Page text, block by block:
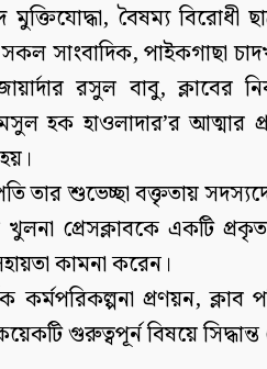
বৈষম্য বিরোধী
সাংবাদিক, পাইকগাছা
রসুল বাবু, ক্লাবের
হক হাওলাদার’র আত্মার
তার শুভেচ্ছা বক্তৃতায়
খুলনা প্রেসক্লাবকে একটি
কামনা করেন।
কর্মপরিকল্পনা প্রণয়ন,
গুরুত্বপূর্ন বিষয়ে সিদ্ধান্ত